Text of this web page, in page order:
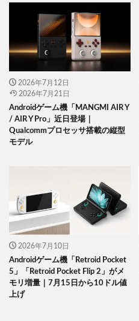
2026年7月12日
2026年7月21日
Androidゲーム機「MANGMI AIR Y
/ AIR Y Pro」近日登場｜
Qualcommプロセッサ搭載の縦型
モデル
2026年7月10日
Androidゲーム機「Retroid Pocket
5」「Retroid Pocket Flip 2」がメ
モリ増量｜7月15日から10ドル値
上げ